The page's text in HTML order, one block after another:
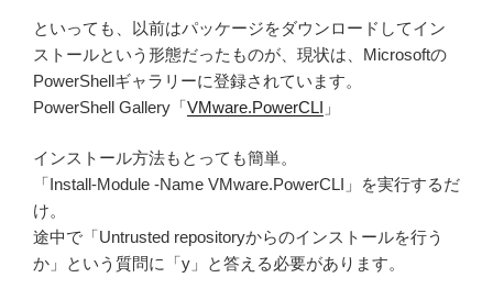
といっても、以前はパッケージをダウンロードしてイン
ストールという形態だったものが、現状は、Microsoftの
PowerShellギャラリーに登録されています。
PowerShell Gallery「VMware.PowerCLI 」
インストール方法もとっても簡単。
「Install-Module -Name VMware.PowerCLI」を実行するだ
け。
途中で「Untrusted repositoryからのインストールを行う
か」という質問に「y」と答える必要があります。